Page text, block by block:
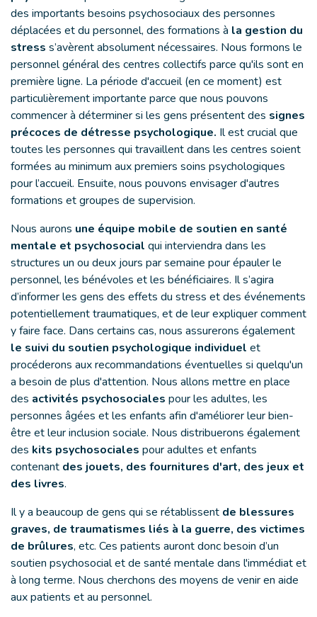
des importants besoins psychosociaux des personnes
déplacées et du personnel, des formations à la gestion du
stress s’avèrent absolument nécessaires. Nous formons le
personnel général des centres collectifs parce qu'ils sont en
première ligne. La période d'accueil (en ce moment) est
particulièrement importante parce que nous pouvons
commencer à déterminer si les gens présentent des signes
précoces de détresse psychologique. Il est crucial que
toutes les personnes qui travaillent dans les centres soient
formées au minimum aux premiers soins psychologiques
pour l’accueil. Ensuite, nous pouvons envisager d'autres
formations et groupes de supervision.
Nous aurons une équipe mobile de soutien en santé
mentale et psychosocial qui interviendra dans les
structures un ou deux jours par semaine pour épauler le
personnel, les bénévoles et les bénéficiaires. Il s’agira
d’informer les gens des effets du stress et des événements
potentiellement traumatiques, et de leur expliquer comment
y faire face. Dans certains cas, nous assurerons également
le suivi du soutien psychologique individuel et
procéderons aux recommandations éventuelles si quelqu'un
a besoin de plus d'attention. Nous allons mettre en place
des activités psychosociales pour les adultes, les
personnes âgées et les enfants afin d'améliorer leur bien-
être et leur inclusion sociale. Nous distribuerons également
des kits psychosociales pour adultes et enfants
contenant des jouets, des fournitures d'art, des jeux et
des livres.
Il y a beaucoup de gens qui se rétablissent de blessures
graves, de traumatismes liés à la guerre, des victimes
de brûlures, etc. Ces patients auront donc besoin d’un
soutien psychosocial et de santé mentale dans l'immédiat et
à long terme. Nous cherchons des moyens de venir en aide
aux patients et au personnel.